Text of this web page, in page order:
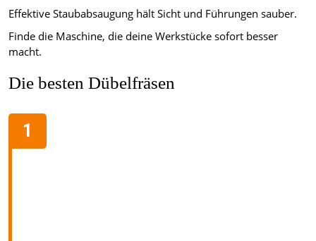
Effektive Staubabsaugung hält Sicht und Führungen sauber.
Finde die Maschine, die deine Werkstücke sofort besser
macht.
Die besten Dübelfräsen